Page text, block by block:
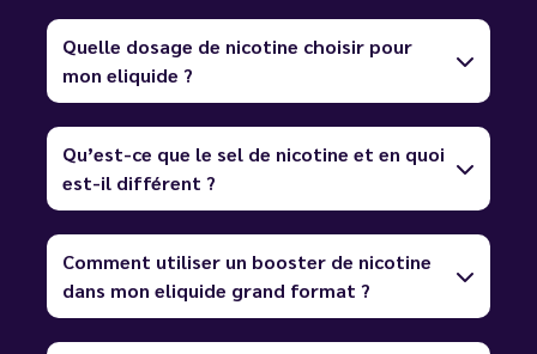
Quelle dosage de nicotine choisir pour
mon eliquide ?
Qu’est-ce que le sel de nicotine et en quoi
est-il différent ?
Comment utiliser un booster de nicotine
dans mon eliquide grand format ?